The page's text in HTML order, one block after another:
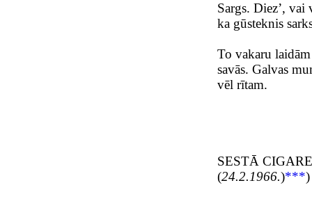
Sargs. Diez’, vai
ka gūsteknis
To vakaru
savās. Galvas
vēl rītam.
SESTĀ
(24.2.1966.)***)